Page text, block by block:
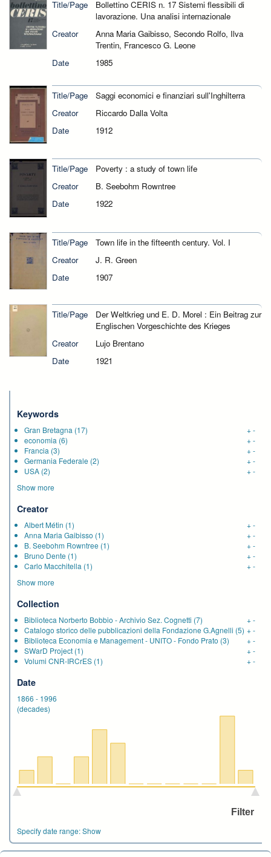
Title/Page
Bollettino CERIS n. 17 Sistemi flessibili di
lavorazione. Una analisi internazionale
Creator
Anna Maria Gaibisso, Secondo Rolfo, Ilva
Trentin, Francesco G. Leone
Date
1985
Title/Page
Saggi economici e finanziari sull'Inghilterra
Creator
Riccardo Dalla Volta
Date
1912
Title/Page
Poverty : a study of town life
Creator
B. Seebohm Rowntree
Date
1922
Title/Page
Town life in the fifteenth century. Vol. I
Creator
J. R. Green
Date
1907
Title/Page
Der Weltkrieg und E. D. Morel : Ein Beitrag zur
Englischen Vorgeschichte des Krieges
Creator
Lujo Brentano
Date
1921
Keywords
Gran Bretagna (17) +-
economia (6) +-
Francia (3) +-
Germania Federale (2) +-
USA (2) +-
Show more
Creator
Albert Métin (1) +-
Anna Maria Gaibisso (1) +-
B. Seebohm Rowntree (1) +-
Bruno Dente (1) +-
Carlo Macchitella (1) +-
Show more
Collection
Biblioteca Norberto Bobbio - Archivio Sez. Cognetti (7) +-
Catalogo storico delle pubblicazioni della Fondazione G.Agnelli (5) +-
Biblioteca Economia e Management - UNITO - Fondo Prato (3) +-
SWarD Project (1) +-
Volumi CNR-IRCrES (1) +-
Date
1866 - 1996
(decades)
Specify date range:Show